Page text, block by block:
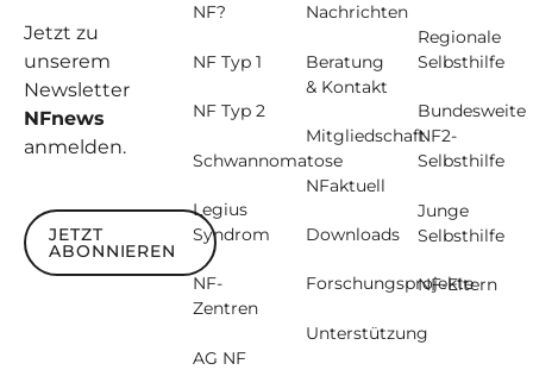
Jetzt zu
unserem
Newsletter
NFnews
anmelden.
Jetzt abonnieren
JETZT
ABONNIEREN
NF?
NF Typ 1
NF Typ 2
Schwannomatose
Legius
Syndrom
NF-
Zentren
AG NF
Nachrichten
Beratung
& Kontakt
Mitgliedschaft
NFaktuell
Downloads
Forschungsprojekte
Unterstützung
Regionale
Selbsthilfe
Bundesweite
NF2-
Selbsthilfe
Junge
Selbsthilfe
NF-Eltern